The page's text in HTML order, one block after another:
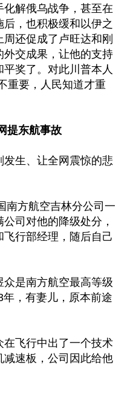
解俄乌战争，甚至在
，也积极缓和以伊之
还促成了卢旺达和刚
交成果，让他的支持
奖了。对此川普本人
重要，人民知道才重
提东航事故
生、让全网震惊的悲
南方航空吉林分公司一
司对他的降级处分，
行部经理，随后自己
是南方航空最高等级
年，有妻儿，原本前途
飞行中出了一个技术
速板，公司因此给他